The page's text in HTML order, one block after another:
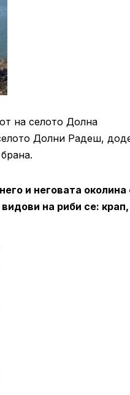
на селото Долна
Долни Радеш,
и неговата околина
на риби се: крап,